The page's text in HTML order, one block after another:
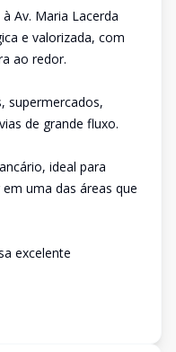
Av. Maria Lacerda
e valorizada, com
ao redor.
supermercados,
de grande fluxo.
ideal para
uma das áreas que
excelente